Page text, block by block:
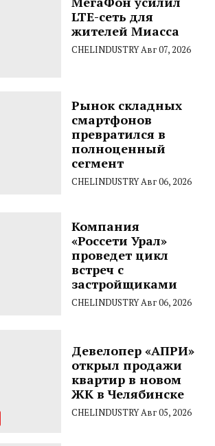
LTE-сеть для
жителей Миасса
CHELINDUSTRYАвг 07, 2026
Рынок складных
смартфонов
превратился в
полноценный
сегмент
CHELINDUSTRYАвг 06, 2026
Компания
«Россети Урал»
проведет цикл
встреч с
застройщиками
CHELINDUSTRYАвг 06, 2026
Девелопер «АПРИ»
открыл продажи
квартир в новом
ЖК в Челябинске
CHELINDUSTRYАвг 05, 2026